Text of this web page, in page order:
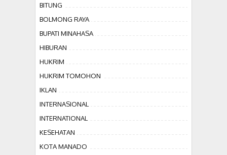
BITUNG
BOLMONG RAYA
BUPATI MINAHASA
HIBURAN
HUKRIM
HUKRIM TOMOHON
IKLAN
INTERNASIONAL
INTERNATIONAL
KESEHATAN
KOTA MANADO